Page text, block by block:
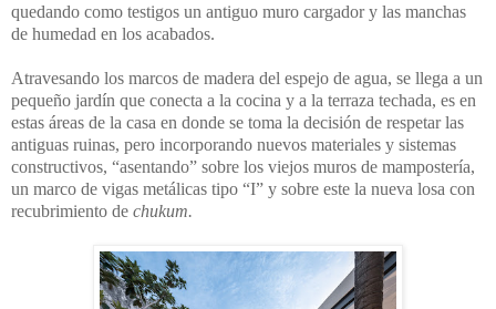
quedando como testigos un antiguo muro cargador y las manchas
de humedad en los acabados.
Atravesando los marcos de madera del espejo de agua, se llega a un
pequeño jardín que conecta a la cocina y a la terraza techada, es en
estas áreas de la casa en donde se toma la decisión de respetar las
antiguas ruinas, pero incorporando nuevos materiales y sistemas
constructivos, “asentando” sobre los viejos muros de mampostería,
un marco de vigas metálicas tipo “I” y sobre este la nueva losa con
recubrimiento de chukum.